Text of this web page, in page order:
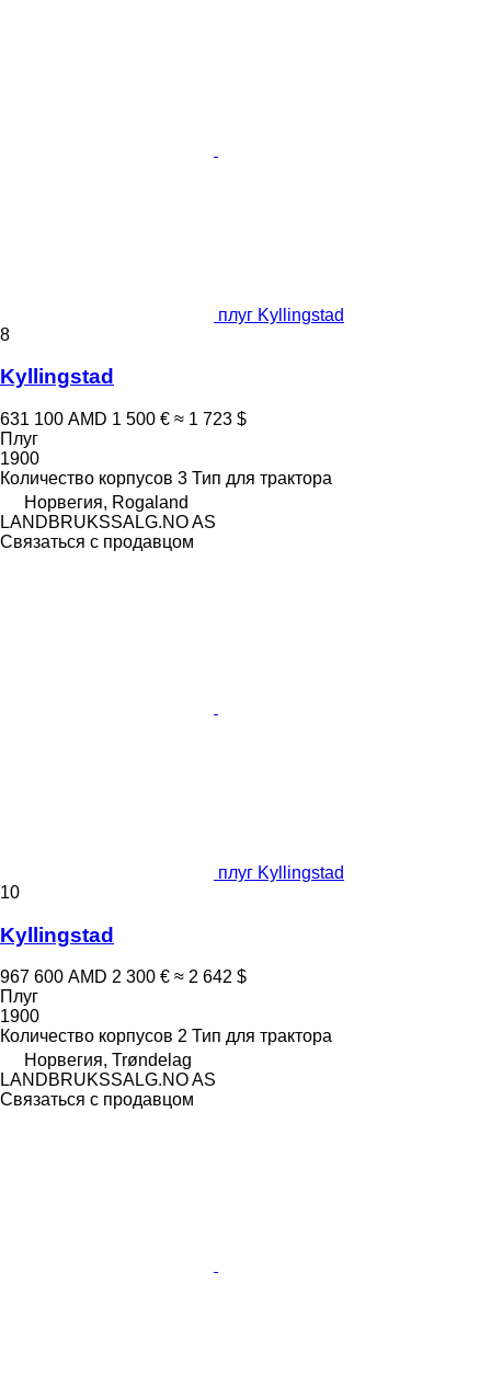
плуг Kyllingstad
8
Kyllingstad
631 100 AMD 1 500 € ≈ 1 723 $
Плуг
1900
Количество корпусов 3 Тип для трактора
Норвегия, Rogaland
LANDBRUKSSALG.NO AS
Связаться с продавцом
плуг Kyllingstad
10
Kyllingstad
967 600 AMD 2 300 € ≈ 2 642 $
Плуг
1900
Количество корпусов 2 Тип для трактора
Норвегия, Trøndelag
LANDBRUKSSALG.NO AS
Связаться с продавцом